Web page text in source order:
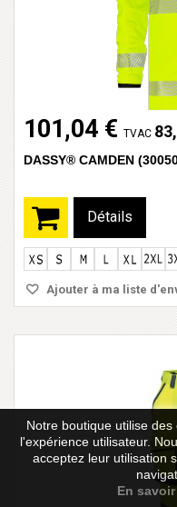
101,04 € TVAC
DASSY® CAMDEN
Détails
Ajouter à ma liste
Notre boutique utilise
l'expérience utilisateur.
acceptez leur utilisation
En